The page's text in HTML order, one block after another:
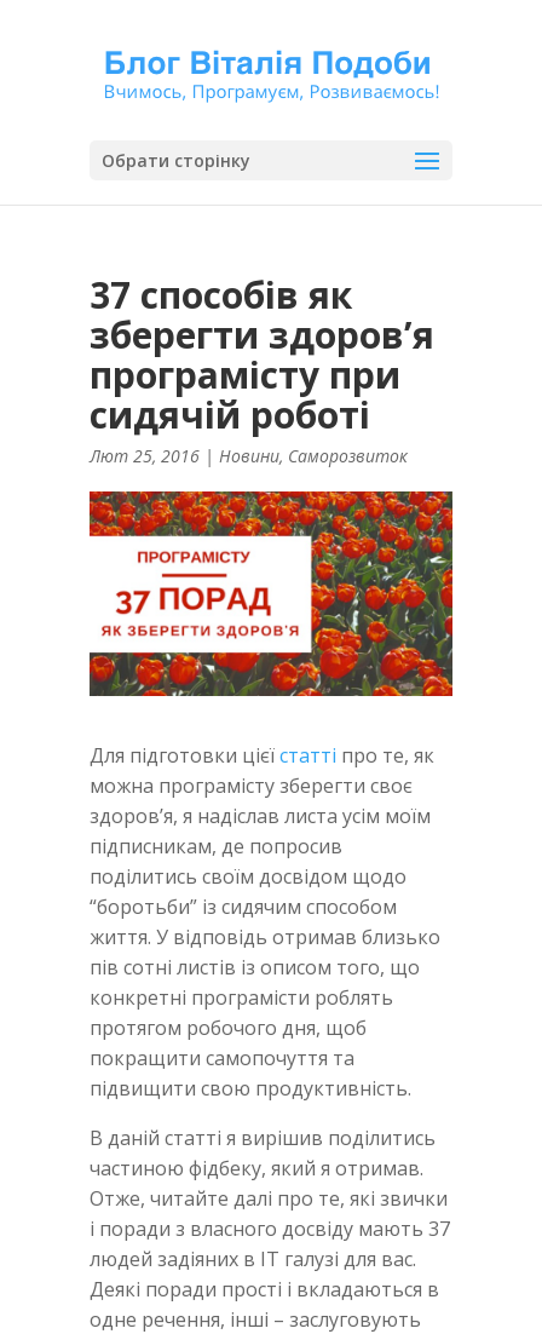
Обрати сторінку
37 способів як
зберегти здоров’я
програмісту при
сидячій роботі
Лют 25, 2016 | Новини, Саморозвиток
Для підготовки цієїстатті про те, як
можна програмісту зберегти своє
здоров’я, я надіслав листа усім моїм
підписникам, де попросив
поділитись своїм досвідом щодо
“боротьби” із сидячим способом
життя. У відповідь отримав близько
пів сотні листів із описом того, що
конкретні програмісти роблять
протягом робочого дня, щоб
покращити самопочуття та
підвищити свою продуктивність.
В даній статті я вирішив поділитись
частиною фідбеку, який я отримав.
Отже, читайте далі про те, які звички
і поради з власного досвіду мають 37
людей задіяних в IT галузі для вас.
Деякі поради прості і вкладаються в
одне речення, інші – заслуговують